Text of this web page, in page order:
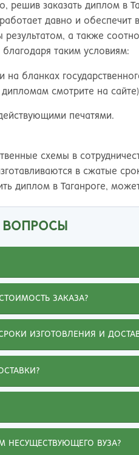
о высшем
помогли подняться
вашим мастерам
решив заказать диплом в
давно и обеспечит
а также
таким условиям:
на бланках
смотрите на
печатями.
схемы в
в сжатые
диплом в Таганроге,
ЗАКАЗА?
ИЗГОТОВЛЕНИЯ И
ВУЗА?